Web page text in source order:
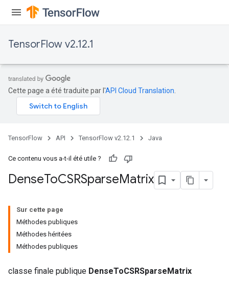
TensorFlow v2.12.1
Cette page a été traduite par l'API Cloud Translation
TensorFlow API TensorFlow v2.12.1 Java
Ce contenu vous a-t-il été utile ?
DenseToCSRSparseMatrix
Sur cette page
Méthodes publiques
Méthodes héritées
Méthodes publiques
classe finale publique DenseToCSRSparseMatrix